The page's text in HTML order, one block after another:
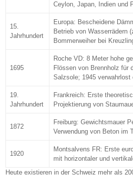
Ceylon, Japan, Indien und
15.
Jahrhundert
Europa: Bescheidene
Betrieb von Wasserrädern
Bommerweiher bei
1695
Roche VD: 8 Meter hohe
Flössen von Brennholz für
Salzsole; 1945 verwahrlost
19.
Jahrhundert
Frankreich: Erste
Projektierung von
1872
Freiburg: Gewichtsmauer
Verwendung von Beton im
1920
Montsalvens FR: Erste
mit horizontaler und
Heute existieren in der Schweiz mehr als